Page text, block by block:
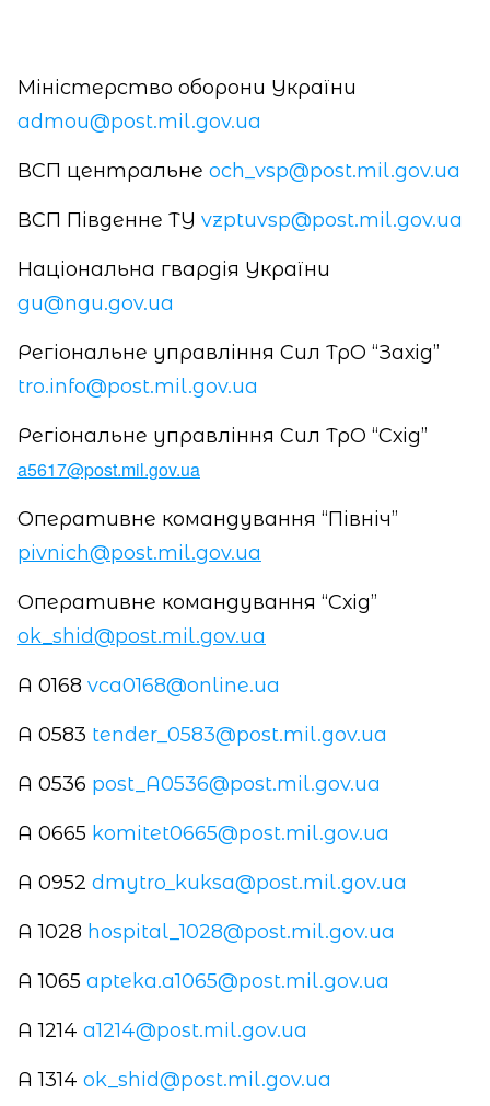
Міністерство оборони України
admou@post.mil.gov.ua
ВСП центральне och_vsp@post.mil.gov.ua
ВСП Південне ТУ vzptuvsp@post.mil.gov.ua
Національна гвардія України
gu@ngu.gov.ua
Регіональне управління Сил ТрО “Захід”
tro.info@post.mil.gov.ua
Регіональне управління Сил ТрО “Схід”
a5617@post.mil.gov.ua
Оперативне командування “Північ”
pivnich@post.mil.gov.ua
Оперативне командування “Схід”
ok_shid@post.mil.gov.ua
A 0168 vca0168@online.ua
A 0583 tender_0583@post.mil.gov.ua
А 0536 post_A0536@post.mil.gov.ua
A 0665 komitet0665@post.mil.gov.ua
A 0952 dmytro_kuksa@post.mil.gov.ua
A 1028 hospital_1028@post.mil.gov.ua
A 1065 apteka.a1065@post.mil.gov.ua
A 1214 a1214@post.mil.gov.ua
А 1314 ok_shid@post.mil.gov.ua